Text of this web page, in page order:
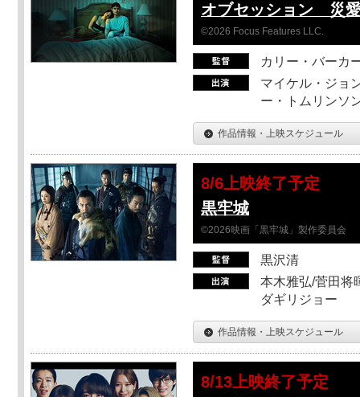
オブセッション 災
©2026 Focus Features LLC.
カリー・バーカ
マイケル・ジョ
ー・トムリンソ
作品情報・上映スケジュール
8/6上映終了予定
黒牢城
©2026映画「黒牢城」製作委員会
黒沢清
本木雅弘/菅田将
ダギリジョー
作品情報・上映スケジュール
8/13上映終了予定